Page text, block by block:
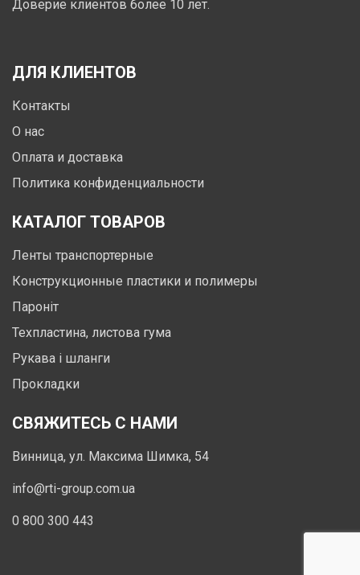
Доверие клиентов более 10 лет.
ДЛЯ КЛИЕНТОВ
Контакты
О нас
Оплата и доставка
Политика конфиденциальности
КАТАЛОГ ТОВАРОВ
Ленты транспортерные
Конструкционные пластики и полимеры
Пароніт
Техпластина, листова гума
Рукава і шланги
Прокладки
СВЯЖИТЕСЬ С НАМИ
Винница, ул. Максима Шимка, 54
info@rti-group.com.ua
0 800 300 443